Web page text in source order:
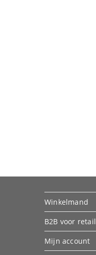
Winkelmand
B2B voor retail
Mijn account